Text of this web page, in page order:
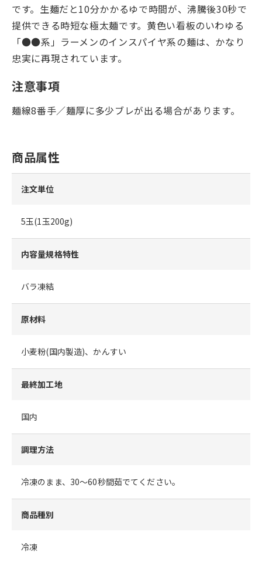
です。生麺だと10分かかるゆで時間が、沸騰後30秒で
提供できる時短な極太麺です。黄色い看板のいわゆる
「●●系」ラーメンのインスパイヤ系の麺は、かなり
忠実に再現されています。
注意事項
麺線8番手／麺厚に多少ブレが出る場合があります。
商品属性
注文単位
5玉(1玉200g)
内容量規格特性
バラ凍結
原材料
小麦粉(国内製造)、かんすい
最終加工地
国内
調理方法
冷凍のまま、30～60秒間茹でてください。
商品種別
冷凍